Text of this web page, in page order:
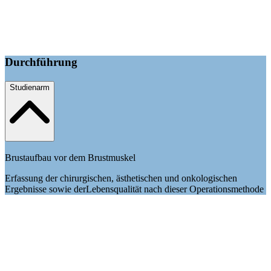
Durchführung
Studienarm
Brustaufbau vor dem Brustmuskel
Erfassung der chirurgischen, ästhetischen und onkologischen
Ergebnisse sowie derLebensqualität nach dieser Operationsmethode